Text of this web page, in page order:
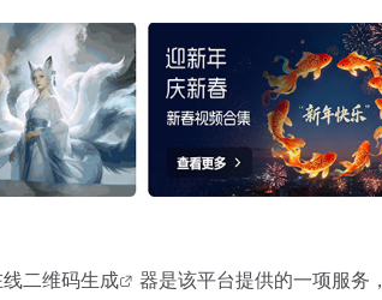
二维码生成
器是该平台提供的一项服务，